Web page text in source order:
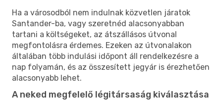
Ha a városodból nem indulnak közvetlen járatok
Santander-ba, vagy szeretnéd alacsonyabban
tartani a költségeket, az átszállásos útvonal
megfontolásra érdemes. Ezeken az útvonalakon
általában több indulási időpont áll rendelkezésre a
nap folyamán, és az összesített jegyár is érezhetően
alacsonyabb lehet.
A neked megfelelő légitársaság kiválasztása